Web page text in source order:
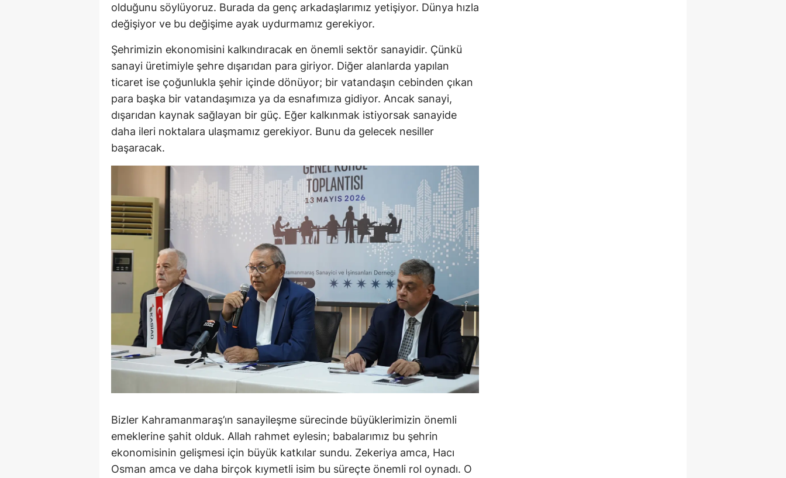
Kars
Kastamonu
Kayseri
Kırklareli
Kırşehir
Kocaeli
Kütahya
Malatya
Manisa
Kahramanmaraş
Mardin
Muş
Nevşehir
Niğde
Ordu
Rize
Sakarya
Samsun
olduğunu söylüyoruz. Burada da genç arkadaşlarımız yetişiyor. Dünya hızla
değişiyor ve bu değişime ayak uydurmamız gerekiyor.
Şehrimizin ekonomisini kalkındıracak en önemli sektör sanayidir. Çünkü
sanayi üretimiyle şehre dışarıdan para giriyor. Diğer alanlarda yapılan
ticaret ise çoğunlukla şehir içinde dönüyor; bir vatandaşın cebinden çıkan
para başka bir vatandaşımıza ya da esnafımıza gidiyor. Ancak sanayi,
dışarıdan kaynak sağlayan bir güç. Eğer kalkınmak istiyorsak sanayide
daha ileri noktalara ulaşmamız gerekiyor. Bunu da gelecek nesiller
başaracak.
Bizler Kahramanmaraş’ın sanayileşme sürecinde büyüklerimizin önemli
emeklerine şahit olduk. Allah rahmet eylesin; babalarımız bu şehrin
ekonomisinin gelişmesi için büyük katkılar sundu. Zekeriya amca, Hacı
Osman amca ve daha birçok kıymetli isim bu süreçte önemli rol oynadı. O